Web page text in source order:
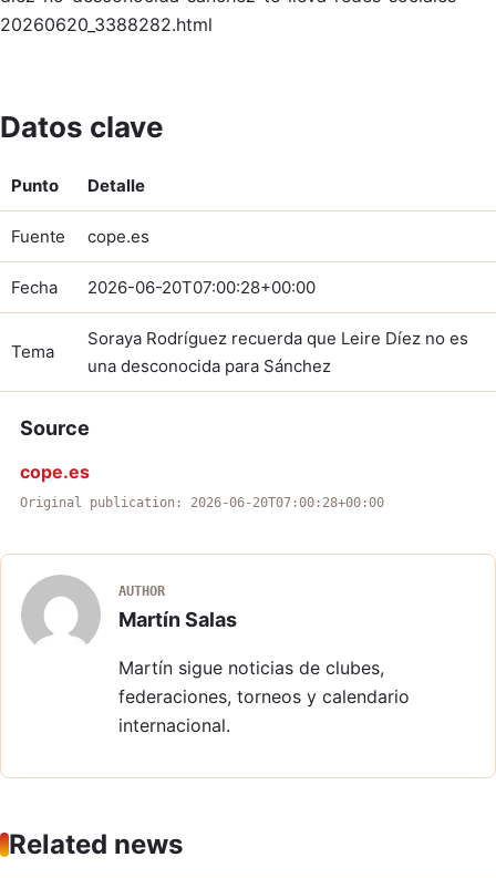
20260620_3388282.html
Datos clave
Punto Detalle
Fuente cope.es
Fecha 2026-06-20T07:00:28+00:00
Tema
Soraya Rodríguez recuerda que Leire Díez no es
una desconocida para Sánchez
Source
cope.es
Original publication: 2026-06-20T07:00:28+00:00
AUTHOR
Martín Salas
Martín sigue noticias de clubes,
federaciones, torneos y calendario
internacional.
Related news